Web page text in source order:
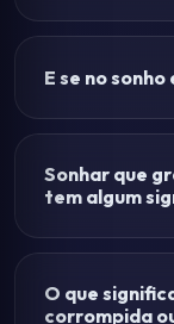
E se no
Sonhar que
tem algum
O que
corrompida